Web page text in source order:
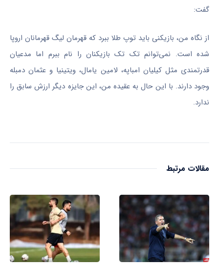
گفت:
از نگاه من، بازیکنی باید توپ طلا ببرد که قهرمان لیگ قهرمانان اروپا
شده است. نمی‌توانم تک تک بازیکنان را نام ببرم اما مدعیان
قدرتمندی مثل کیلیان امباپه، لامین یامال، ویتینیا و عثمان دمبله
وجود دارند. با این حال به عقیده من، این جایزه دیگر ارزش سابق را
ندارد.
مقالات مرتبط